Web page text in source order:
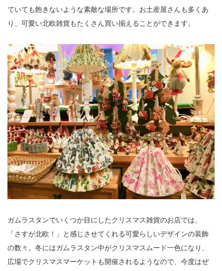
ていても飽きないような素敵な場所です。お土産屋さんも多くあ
り、可愛い北欧雑貨もたくさん買い揃えることができます。
ガムラスタンでいくつか目にしたクリスマス雑貨のお店では、
「さすが北欧！」と感じさせてくれる可愛らしいデザインの装飾
の数々。冬にはガムラスタン中がクリスマスムード一色になり、
広場でクリスマスマーケットも開催されるようなので、今度はぜ